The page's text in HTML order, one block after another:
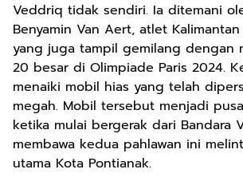
Veddriq tidak sendiri. Ia ditemani
Benyamin Van Aert, atlet
yang juga tampil gemilang dengan
20 besar di Olimpiade Paris 2024.
menaiki mobil hias yang telah
megah. Mobil tersebut menjadi
ketika mulai bergerak dari Bandara
membawa kedua pahlawan ini
utama Kota Pontianak.